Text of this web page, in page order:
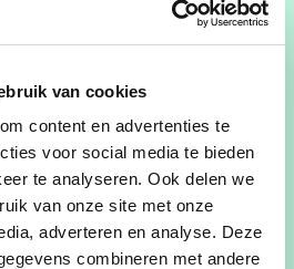
van cookies
content en advertenties te
voor social media te bieden
te analyseren. Ook delen we
van onze site met onze
adverteren en analyse. Deze
combineren met andere
voor onze bevolking.”